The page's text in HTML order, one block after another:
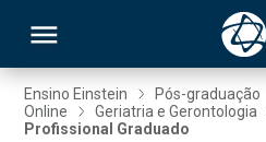
Ensino Einstein Pós-graduação
Online
Geriatria e Gerontologia
Profissional Graduado